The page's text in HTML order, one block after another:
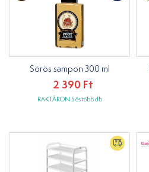
Sörös sampon 300 ml
2 390 Ft
RAKTÁRON 5 és több db